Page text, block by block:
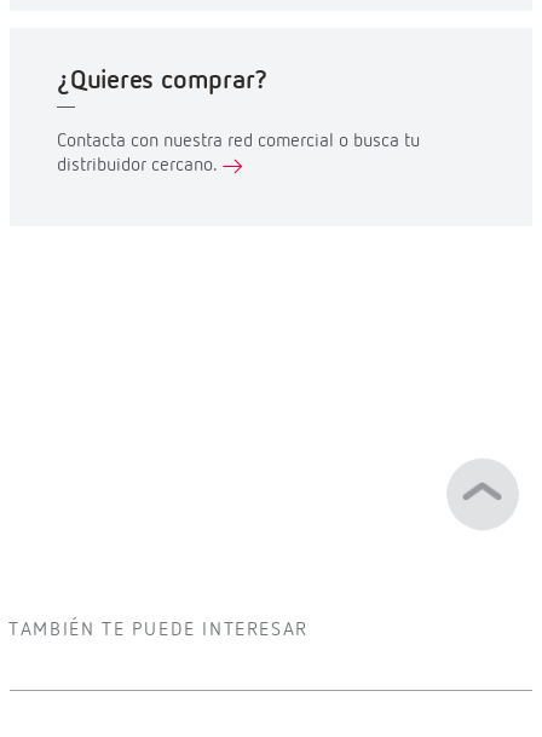
¿Quieres comprar?
Contacta con nuestra red comercial o busca tu
distribuidor cercano.
TAMBIÉN TE PUEDE INTERESAR